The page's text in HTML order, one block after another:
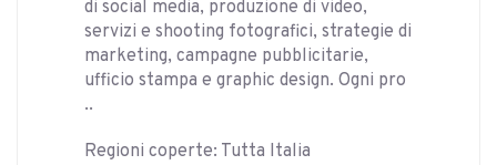
di social media, produzione di video,
servizi e shooting fotografici, strategie di
marketing, campagne pubblicitarie,
ufficio stampa e graphic design. Ogni pro
..
Regioni coperte: Tutta Italia